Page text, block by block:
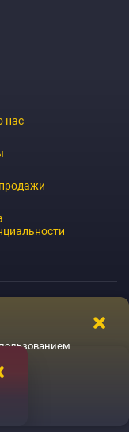
нас